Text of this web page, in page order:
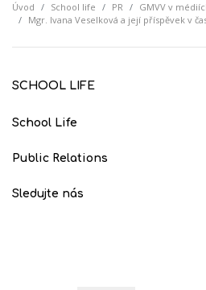
Úvod School life PR
GMVV v
Mgr. Ivana Veselková a její příspěvek v
SCHOOL LIFE
School Life
Aktuality Proběhlo na GMVV
Public Relations
Školní magazín REFRESH
Sledujte nás